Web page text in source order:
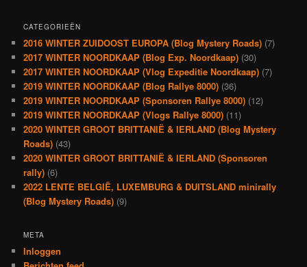
CATEGORIEËN
2016 WINTER ZUIDOOST EUROPA (Blog Mystery Roads) (7)
2017 WINTER NOORDKAAP (Blog Exp. Noordkaap) (30)
2017 WINTER NOORDKAAP (Vlog Expeditie Noordkaap) (7)
2019 WINTER NOORDKAAP (Blog Rallye 8000) (36)
2019 WINTER NOORDKAAP (Sponsoren Rallye 8000) (12)
2019 WINTER NOORDKAAP (Vlogs Rallye 8000) (11)
2020 WINTER GROOT BRITTANIË & IERLAND (Blog Mystery
Roads) (43)
2020 WINTER GROOT BRITTANIË & IERLAND (Sponsoren
rally) (6)
2022 LENTE BELGIË, LUXEMBURG & DUITSLAND minirally
(Blog Mystery Roads) (9)
META
Inloggen